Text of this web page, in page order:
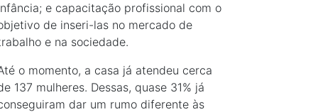
e capacitação profissional com o
de inseri-las no mercado de
e na sociedade.
o momento, a casa já atendeu cerca
137 mulheres. Dessas, quase 31% já
dar um rumo diferente às